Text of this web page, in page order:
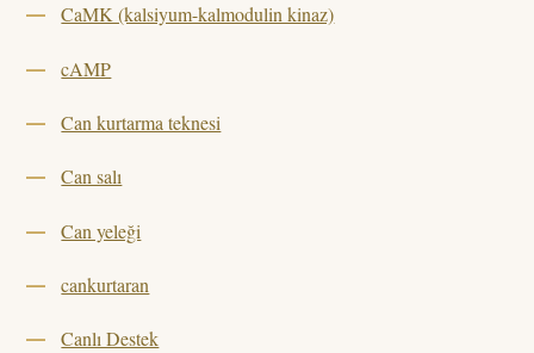
CaMK (kalsiyum-kalmodulin kinaz)
cAMP
Can kurtarma teknesi
Can salı
Can yeleği
cankurtaran
Canlı Destek